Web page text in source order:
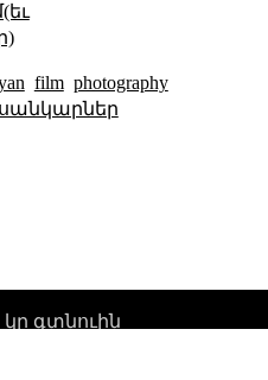
film photography
կը գտնուին